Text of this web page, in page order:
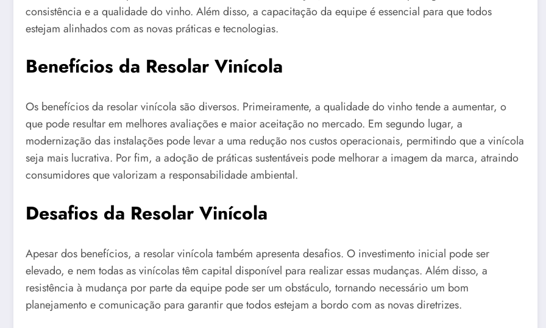
consistência e a qualidade do vinho. Além disso, a capacitação da equipe é essencial para que todos
estejam alinhados com as novas práticas e tecnologias.
Benefícios da Resolar Vinícola
Os benefícios da resolar vinícola são diversos. Primeiramente, a qualidade do vinho tende a aumentar, o
que pode resultar em melhores avaliações e maior aceitação no mercado. Em segundo lugar, a
modernização das instalações pode levar a uma redução nos custos operacionais, permitindo que a vinícola
seja mais lucrativa. Por fim, a adoção de práticas sustentáveis pode melhorar a imagem da marca, atraindo
consumidores que valorizam a responsabilidade ambiental.
Desafios da Resolar Vinícola
Apesar dos benefícios, a resolar vinícola também apresenta desafios. O investimento inicial pode ser
elevado, e nem todas as vinícolas têm capital disponível para realizar essas mudanças. Além disso, a
resistência à mudança por parte da equipe pode ser um obstáculo, tornando necessário um bom
planejamento e comunicação para garantir que todos estejam a bordo com as novas diretrizes.